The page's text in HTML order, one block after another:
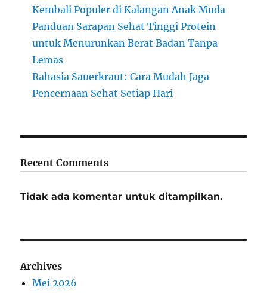
Kembali Populer di Kalangan Anak Muda
Panduan Sarapan Sehat Tinggi Protein
untuk Menurunkan Berat Badan Tanpa
Lemas
Rahasia Sauerkraut: Cara Mudah Jaga
Pencernaan Sehat Setiap Hari
Recent Comments
Tidak ada komentar untuk ditampilkan.
Archives
Mei 2026